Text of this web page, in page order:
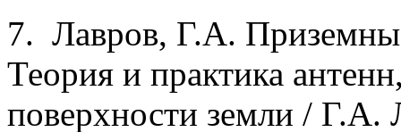
7. Лавров, Г.А.
Теория и практика
поверхности земли /